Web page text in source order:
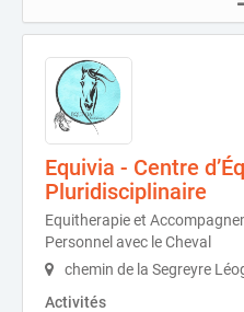
Equivia - Centre
Pluridisciplinaire
Equitherapie et
Personnel avec le Cheval
chemin de la Segreyre
Activités